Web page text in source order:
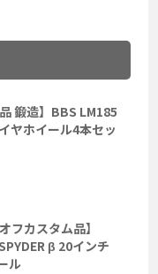
品 鍛造】BBS LM185
ヤホイール4本セッ
フカスタム品】
β 20インチ
ル